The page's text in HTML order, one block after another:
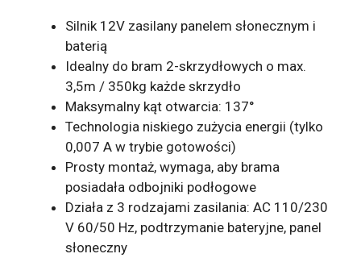
Silnik 12V zasilany panelem słonecznym i
baterią
Idealny do bram 2-skrzydłowych o max.
3,5m / 350kg każde skrzydło
Maksymalny kąt otwarcia: 137°
Technologia niskiego zużycia energii (tylko
0,007 A w trybie gotowości)
Prosty montaż, wymaga, aby brama
posiadała odbojniki podłogowe
Działa z 3 rodzajami zasilania: AC 110/230
V 60/50 Hz, podtrzymanie bateryjne, panel
słoneczny